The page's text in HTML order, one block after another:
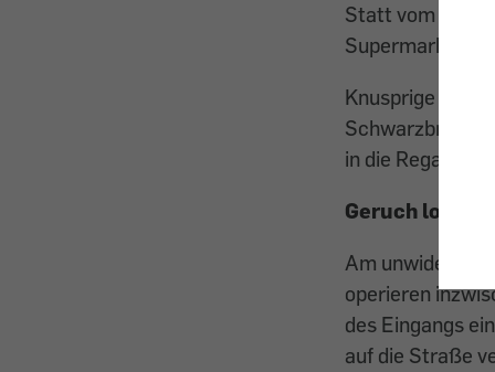
Statt vom
Supermarkt.
Knusprige
Schwarzbrot:
in die Regale
Geruch lockt
Am
operieren
des Eingangs
auf die Straße